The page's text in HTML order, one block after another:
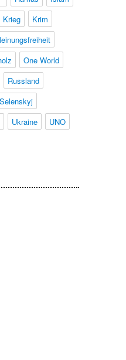
Krieg
Krim
One World
Russland
Selenskyj
Ukraine
UNO